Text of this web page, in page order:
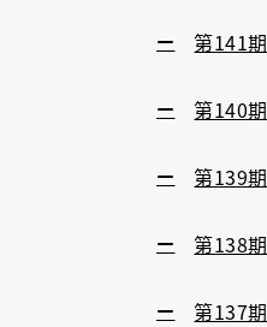
第141期
第140期
第139期
第138期
第137期